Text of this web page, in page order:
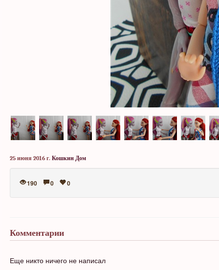
25 июня 2016 г. Кошкин Дом
190 0 0
Комментарии
Еще никто ничего не написал